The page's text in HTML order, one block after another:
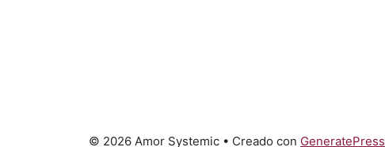
© 2026 Amor Systemic • Creado con GeneratePress